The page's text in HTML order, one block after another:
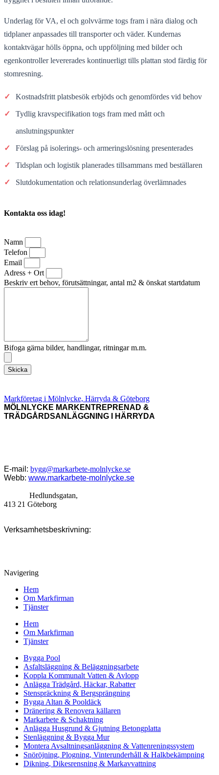
Underlag för VA, el och golvvärme togs fram i nära dialog och
tidplaner anpassades till transporter och väder. Kundernas
kontaktvägar hölls öppna, och uppföljning med bilder och
egenkontroller levererades kontinuerligt tills plattan stod färdig för
stomresning.
✓ Kostnadsfritt platsbesök erbjöds och genomfördes vid behov
✓ Tydlig kravspecifikation togs fram med mått och
anslutningspunkter
✓ Förslag på isolerings- och armeringslösning presenterades
✓ Tidsplan och logistik planerades tillsammans med beställaren
✓ Slutdokumentation och relationsunderlag överlämnades
Kontakta oss idag!
Namn
Telefon
Email
Adress + Ort
Beskriv ert behov, förutsättningar, antal m2 & önskat startdatum
Bifoga gärna bilder, handlingar, ritningar m.m.
Skicka
Markföretag i Mölnlycke, Härryda & Göteborg
MÖLNLYCKE MARKENTREPRENAD &
TRÄDGÅRDSANLÄGGNING I HÄRRYDA
E-mail: bygg@markarbete-molnlycke.se
Webb: www.markarbete-molnlycke.se
Hedlundsgatan,
413 21 Göteborg
Verksamhetsbeskrivning:
Navigering
Hem
Om Markfirman
Tjänster
Hem
Om Markfirman
Tjänster
Bygga Pool
Asfaltsläggning & Beläggningsarbete
Koppla Kommunalt Vatten & Avlopp
Anlägga Trädgård, Häckar, Rabatter
Stenspräckning & Bergsprängning
Bygga Altan & Pooldäck
Dränering & Renovera källaren
Markarbete & Schaktning
Anlägga Husgrund & Gjutning Betongplatta
Stenläggning & Bygga Mur
Montera Avsaltningsanläggning & Vattenreningssystem
Snöröjning, Plogning, Vinterunderhåll & Halkbekämpning
Dikning, Dikesrensning & Markavvattning